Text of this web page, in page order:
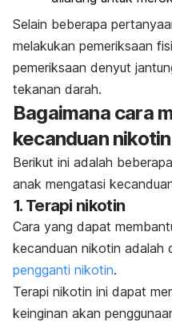
Selain beberapa
melakukan pemeriksaan
pemeriksaan denyut
tekanan darah.
Bagaimana cara
kecanduan
Berikut ini adalah
anak mengatasi
1. Terapi nikotin
Cara yang dapat
kecanduan nikotin adalah
pengganti nikotin.
Terapi nikotin ini dapat
keinginan akan